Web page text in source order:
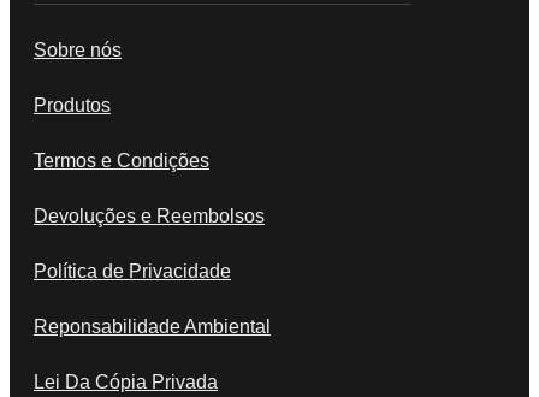
Sobre nós
Produtos
Termos e Condições
Devoluções e Reembolsos
Política de Privacidade
Reponsabilidade Ambiental
Lei Da Cópia Privada